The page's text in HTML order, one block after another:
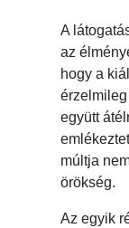
A
az
hogy a
együtt
múltja
örökség.
Az egyik